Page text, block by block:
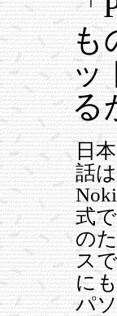
も
ッ
る
日
話
式
の
ス
に
パ